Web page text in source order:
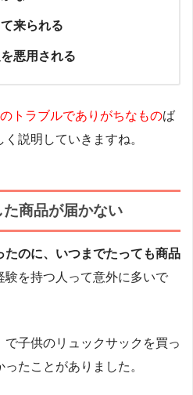
来られる
悪用される
トラブルでありがちなものば
説明していきますね。
商品が届かない
たのに、いつまでたっても商品
験を持つ人って意外に多いで
子供のリュックサックを買っ
たことがありました。